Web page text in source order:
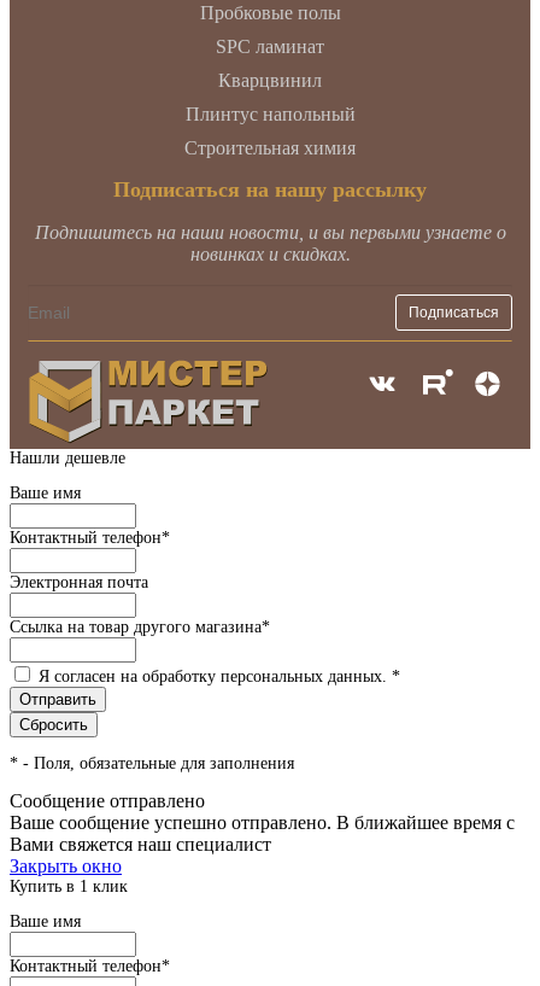
Пробковые полы
SPC ламинат
Кварцвинил
Плинтус напольный
Строительная химия
Подписаться на нашу рассылку
Подпишитесь на наши новости, и вы первыми узнаете о
новинках и скидках.
Нашли дешевле
Ваше имя
Контактный телефон*
Электронная почта
Ссылка на товар другого магазина*
Я согласен на обработку персональных данных. *
* - Поля, обязательные для заполнения
Сообщение отправлено
Ваше сообщение успешно отправлено. В ближайшее время с
Вами свяжется наш специалист
Закрыть окно
Купить в 1 клик
Ваше имя
Контактный телефон*